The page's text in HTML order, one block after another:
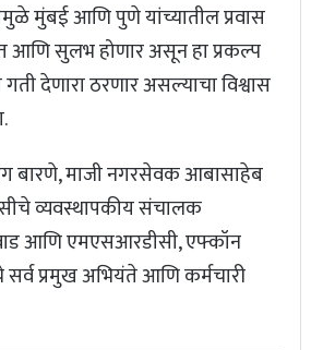
मुंबई आणि पुणे यांच्यातील प्रवास
आणि सुलभ होणार असून हा प्रकल्प
गती देणारा ठरणार असल्याचा विश्वास
बारणे, माजी नगरसेवक आबासाहेब
व्यवस्थापकीय संचालक
आणि एमएसआरडीसी, एफ्कॉन
प्रमुख अभियंते आणि कर्मचारी